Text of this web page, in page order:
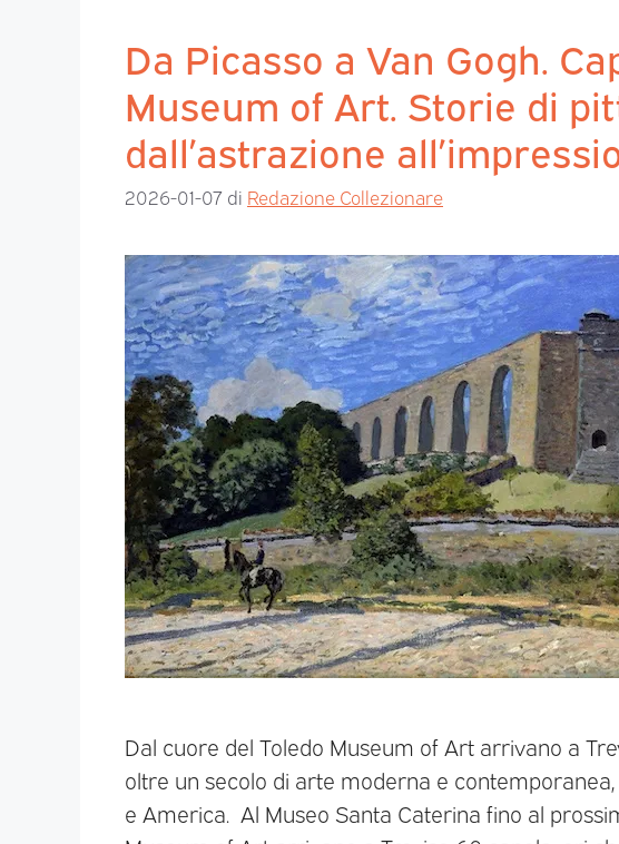
Da Picasso a Van Gogh.
Museum of Art. Storie di
dall’astrazione
2026-01-07 di Redazione Collezionare
Dal cuore del Toledo Museum of Art arrivano a
oltre un secolo di arte moderna e
e America. Al Museo Santa Caterina fino al